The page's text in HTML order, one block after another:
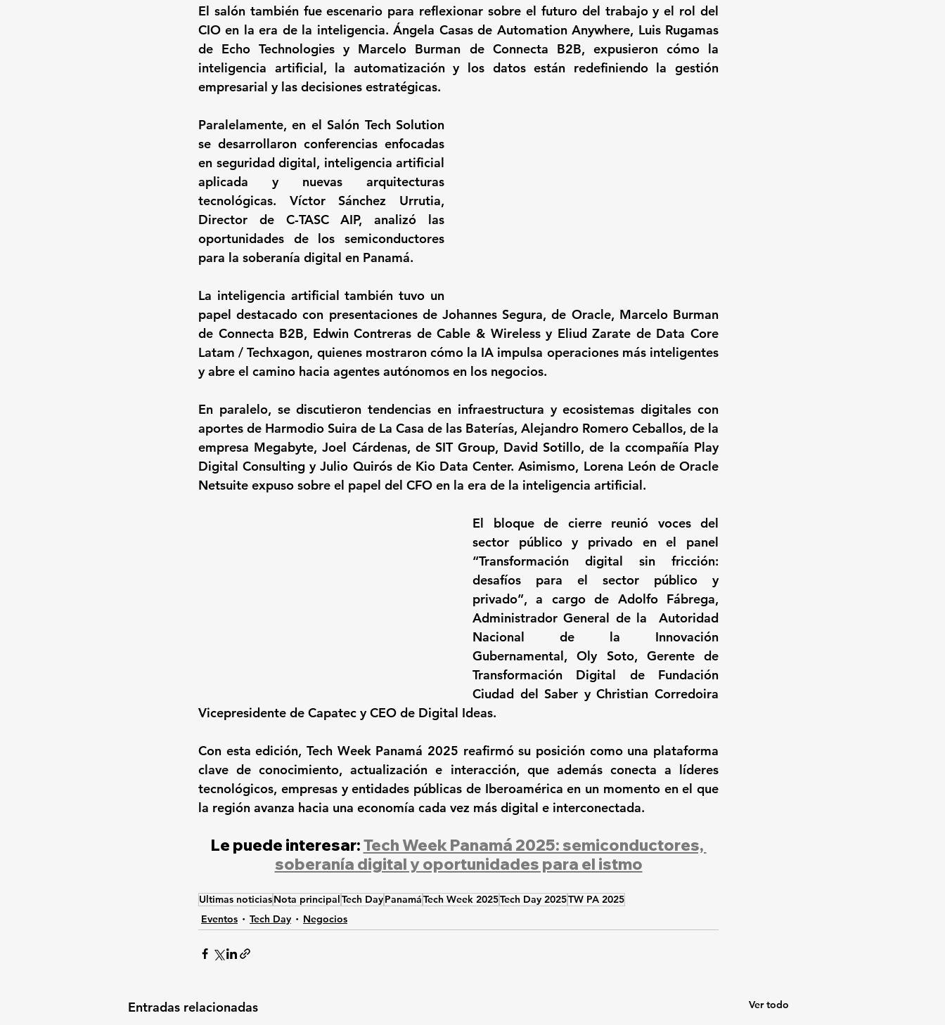
El salón también fue escenario para reflexionar sobre el futuro del trabajo y el rol del
CIO en la era de la inteligencia. Ángela Casas de Automation Anywhere, Luis Rugamas
de Echo Technologies y Marcelo Burman de Connecta B2B, expusieron cómo la
inteligencia artificial, la automatización y los datos están redefiniendo la gestión
empresarial y las decisiones estratégicas.
Paralelamente, en el Salón Tech Solution
se desarrollaron conferencias enfocadas
en seguridad digital, inteligencia artificial
aplicada y nuevas arquitecturas
tecnológicas. Víctor Sánchez Urrutia,
Director de C-TASC AIP, analizó las
oportunidades de los semiconductores
para la soberanía digital en Panamá.
La inteligencia artificial también tuvo un
papel destacado con presentaciones de Johannes Segura, de Oracle, Marcelo Burman
de Connecta B2B, Edwin Contreras de Cable & Wireless y Eliud Zarate de Data Core
Latam / Techxagon, quienes mostraron cómo la IA impulsa operaciones más inteligentes
y abre el camino hacia agentes autónomos en los negocios.
En paralelo, se discutieron tendencias en infraestructura y ecosistemas digitales con
aportes de Harmodio Suira de La Casa de las Baterías, Alejandro Romero Ceballos, de la
empresa Megabyte, Joel Cárdenas, de SIT Group, David Sotillo, de la ccompañía Play
Digital Consulting y Julio Quirós de Kio Data Center. Asimismo, Lorena León de Oracle
Netsuite expuso sobre el papel del CFO en la era de la inteligencia artificial.
El bloque de cierre reunió voces del
sector público y privado en el panel
“Transformación digital sin fricción:
desafíos para el sector público y
privado”, a cargo de Adolfo Fábrega,
Administrador General de la  Autoridad
Nacional de la Innovación
Gubernamental, Oly Soto, Gerente de
Transformación Digital de Fundación
Ciudad del Saber y Christian Corredoira
Vicepresidente de Capatec y CEO de Digital Ideas.
Con esta edición, Tech Week Panamá 2025 reafirmó su posición como una plataforma
clave de conocimiento, actualización e interacción, que además conecta a líderes
tecnológicos, empresas y entidades públicas de Iberoamérica en un momento en el que
la región avanza hacia una economía cada vez más digital e interconectada.
Le puede interesar: Tech Week Panamá 2025: semiconductores,
soberanía digital y oportunidades para el istmo
Ultimas noticiasNota principalTech DayPanamáTech Week 2025Tech Day 2025TW PA 2025
Eventos
Tech Day Negocios
Entradas relacionadas Ver todo